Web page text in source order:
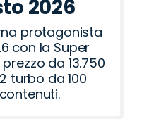
2026
protagonista
con la Super
da 13.750
turbo da 100